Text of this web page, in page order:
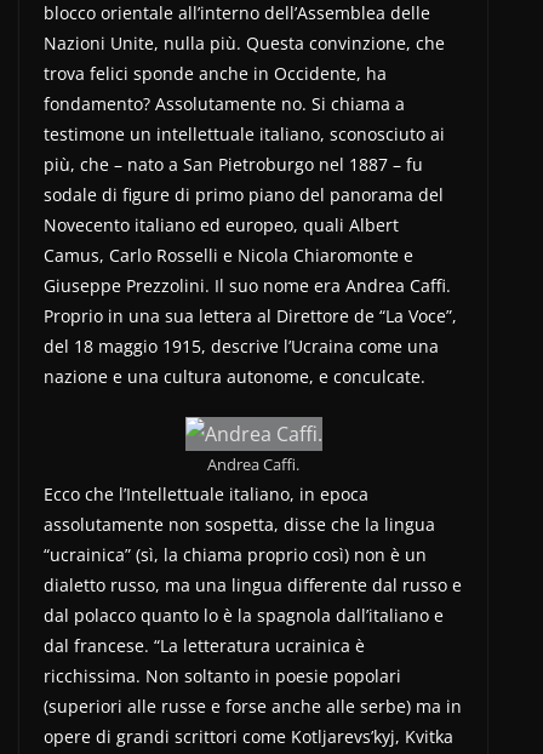
blocco orientale all’interno dell’Assemblea delle
Nazioni Unite, nulla più. Questa convinzione, che
trova felici sponde anche in Occidente, ha
fondamento? Assolutamente no. Si chiama a
testimone un intellettuale italiano, sconosciuto ai
più, che – nato a San Pietroburgo nel 1887 – fu
sodale di figure di primo piano del panorama del
Novecento italiano ed europeo, quali Albert
Camus, Carlo Rosselli e Nicola Chiaromonte e
Giuseppe Prezzolini. Il suo nome era Andrea Caffi.
Proprio in una sua lettera al Direttore de “La Voce”,
del 18 maggio 1915, descrive l’Ucraina come una
nazione e una cultura autonome, e conculcate.
Andrea Caffi.
Ecco che l’Intellettuale italiano, in epoca
assolutamente non sospetta, disse che la lingua
“ucrainica” (sì, la chiama proprio così) non è un
dialetto russo, ma una lingua differente dal russo e
dal polacco quanto lo è la spagnola dall’italiano e
dal francese. “La letteratura ucrainica è
ricchissima. Non soltanto in poesie popolari
(superiori alle russe e forse anche alle serbe) ma in
opere di grandi scrittori come Kotljarevs’kyj, Kvitka